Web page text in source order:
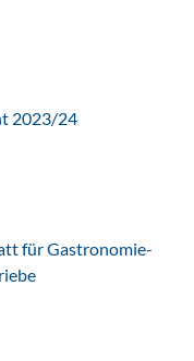
2023/24
für Gastronomie-